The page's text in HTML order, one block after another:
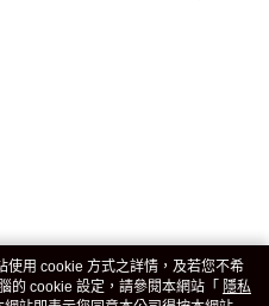
使用 cookie 方式之詳情，及若您不希
的 cookie 設定，請參閱本網站「 隱私